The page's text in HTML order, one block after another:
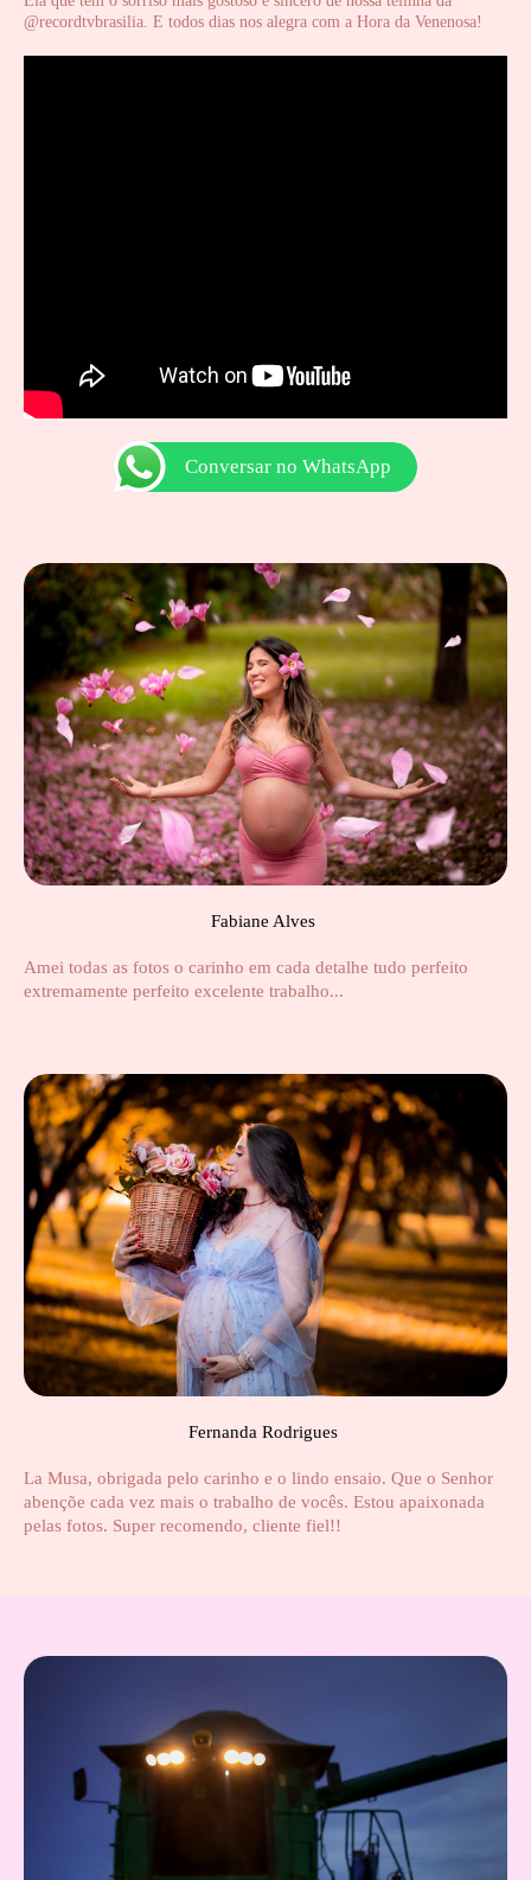
@recordtvbrasilia. E todos dias nos alegra com a Hora da Venenosa!
Conversar no WhatsApp
Fabiane Alves
Amei todas as fotos o carinho em cada detalhe tudo perfeito
extremamente perfeito excelente trabalho...
Fernanda Rodrigues
La Musa, obrigada pelo carinho e o lindo ensaio. Que o Senhor
abençõe cada vez mais o trabalho de vocês. Estou apaixonada
pelas fotos. Super recomendo, cliente fiel!!